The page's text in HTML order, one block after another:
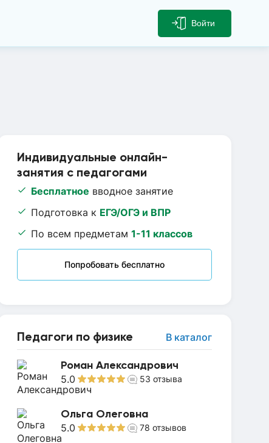
Войти
Индивидуальные онлайн-
занятия с педагогами
Бесплатное вводное занятие
Подготовка к ЕГЭ/ОГЭ и ВПР
По всем предметам 1-11 классов
Попробовать бесплатно
Педагоги по физике В каталог
Роман Александрович
5.0 53 отзыва
Ольга Олеговна
5.0 78 отзывов